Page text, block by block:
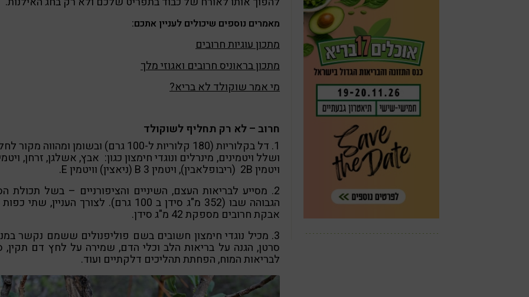
מאמרים נוספים שיכולים לעניין אתכם:
מתכון עוגיות חרובים
מתכון בראוניס חרובים ואגוזי מלך
מי אמר שוקולד לא בריא?
חרוב – לא רק תחליף לשוקולד
1. דל בקלוריות (180 קלוריות ל-100 גרם) ובשומן ומהווה מקור
ויטמין 2B (ריבופלאבין), ויטמין 3 B (ניאצין) וויטמין E.
2. מסייע לבריאות העצם, השיניים והציפורניים – בשל תכולת
הגבוהה שבו (352 מ"ג סידן ב 100 גרם). לצורך העניין, שתי
אבקת חרובים מספקת 42 מ"ג סידן.
3. מכיל נוגדי חימצון חשובים בשם פוליפנולים ששמם נקשר
סרטן, הגנה על בריאות הלב וכלי הדם, שמירה על לחץ דם תקין,
לבריאות המוח, הפחתת תהליכים דלקתיים ועוד.